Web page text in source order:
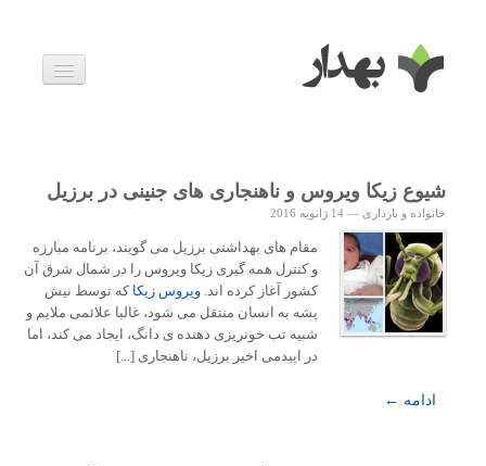
زندگی سالم
خانواده و بارداری
ویدئوها
درباره ما
شیوع زیکا ویروس و ناهنجاری های جنینی در برزیل
خانواده و بارداری — 14 ژانویه 2016
مقام های بهداشتی برزیل می گویند، برنامه مبارزه
و کنترل همه گیری زیکا ویروس را در شمال شرق آن
کشور آغاز کرده اند.ویروس زیکا که توسط نیش
پشه به انسان منتقل می شود، غالبا علائمی ملایم و
شبیه تب خونریزی دهنده ی دانگ، ایجاد می کند، اما
در اپیدمی اخیر برزیل، ناهنجاری [...]
ادامه ←